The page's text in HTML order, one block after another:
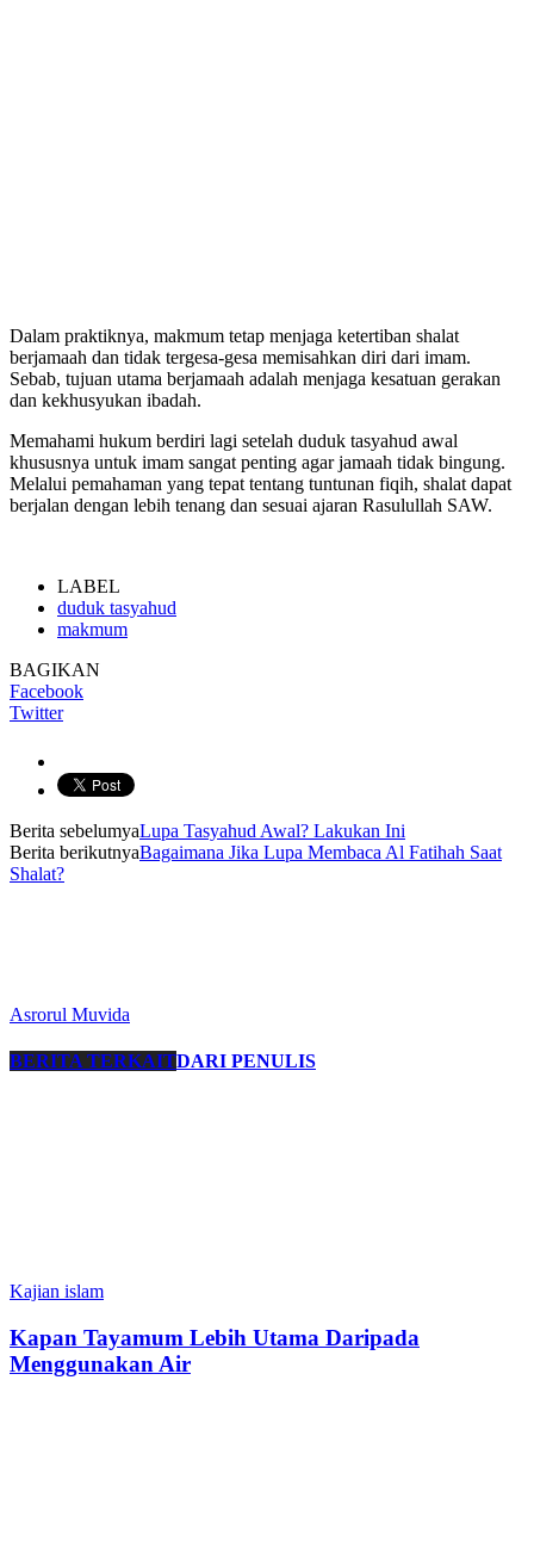
Dalam praktiknya, makmum tetap menjaga ketertiban shalat
berjamaah dan tidak tergesa-gesa memisahkan diri dari imam.
Sebab, tujuan utama berjamaah adalah menjaga kesatuan gerakan
dan kekhusyukan ibadah.
Memahami hukum berdiri lagi setelah duduk tasyahud awal
khususnya untuk imam sangat penting agar jamaah tidak bingung.
Melalui pemahaman yang tepat tentang tuntunan fiqih, shalat dapat
berjalan dengan lebih tenang dan sesuai ajaran Rasulullah SAW.
LABEL
duduk tasyahud
makmum
BAGIKAN
Facebook
Twitter
Berita sebelumyaLupa Tasyahud Awal? Lakukan Ini
Berita berikutnyaBagaimana Jika Lupa Membaca Al Fatihah Saat
Shalat?
Asrorul Muvida
BERITA TERKAITDARI PENULIS
Kajian islam
Kapan Tayamum Lebih Utama Daripada
Menggunakan Air